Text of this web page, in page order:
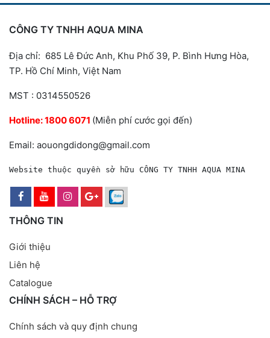
CÔNG TY TNHH AQUA MINA
Địa chỉ: 685 Lê Đức Anh, Khu Phố 39, P. Bình Hưng Hòa,
TP. Hồ Chí Minh, Việt Nam
MST : 0314550526
Hotline:1800 6071 (Miễn phí cước gọi đến)
Email: aouongdidong@gmail.com
Website thuộc quyền sở hữu CÔNG TY TNHH AQUA MINA
THÔNG TIN
Giới thiệu
Liên hệ
Catalogue
CHÍNH SÁCH – HỖ TRỢ
Chính sách và quy định chung